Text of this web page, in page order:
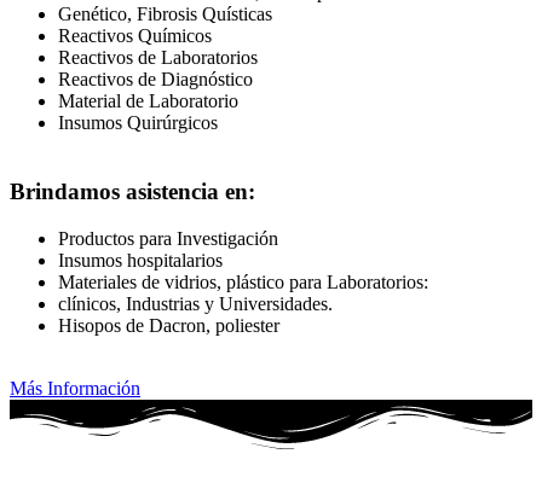
Genético, Fibrosis Quísticas
Reactivos Químicos
Reactivos de Laboratorios
Reactivos de Diagnóstico
Material de Laboratorio
Insumos Quirúrgicos
Brindamos asistencia en:
Productos para Investigación
Insumos hospitalarios
Materiales de vidrios, plástico para Laboratorios:
clínicos, Industrias y Universidades.
Hisopos de Dacron, poliester
Más Información